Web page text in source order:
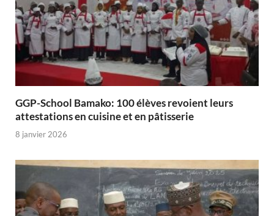
GGP-School Bamako: 100 élèves revoient leurs
attestations en cuisine et en pâtisserie
8 janvier 2026